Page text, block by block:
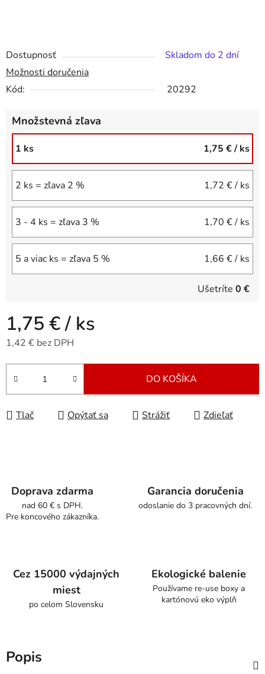
Dostupnosť
Skladom do 2 dní
Možnosti doručenia
Kód:
20292
Množstevná zľava
1 ks 1,75 €/ ks
2 ks = zľava 2 % 1,72 €/ ks
3 - 4 ks = zľava 3 % 1,70 €/ ks
5 a viac ks = zľava 5 % 1,66 €/ ks
Ušetríte 0 €
1,75 €/ ks
1,42 € bez DPH
Jednotková cena:
DO KOŠÍKA
Tlač Opýtať sa Strážiť Zdieľať
Doprava zdarma
nad 60 € s DPH.
Pre koncového zákazníka.
Garancia doručenia
odoslanie do 3 pracovných dní.
Cez 15000 výdajných
miest
po celom Slovensku
Ekologické balenie
Používame re-use boxy a
kartónovú eko výplň
Popis